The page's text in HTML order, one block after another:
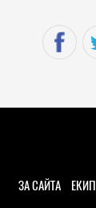
ЗА САЙТА ЕКИП